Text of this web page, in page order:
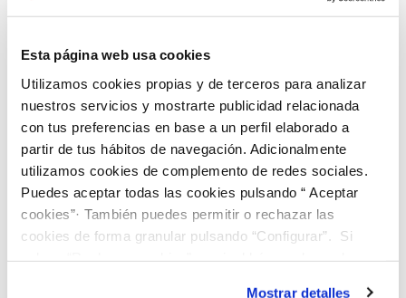
Esta página web usa cookies
Utilizamos cookies propias y de terceros para analizar
nuestros servicios y mostrarte publicidad relacionada
con tus preferencias en base a un perfil elaborado a
partir de tus hábitos de navegación. Adicionalmente
utilizamos cookies de complemento de redes sociales.
Puedes aceptar todas las cookies pulsando “ Aceptar
cookies”· También puedes permitir o rechazar las
cookies de forma granular pulsando “Configurar”. Si
Mostrar detalles
22 MAR 2023
Hidraqua y sus empresas participadas
destinan un 88% de agua reutilizada para
uso agrícola y un 7,5% para el entorno
ambiental